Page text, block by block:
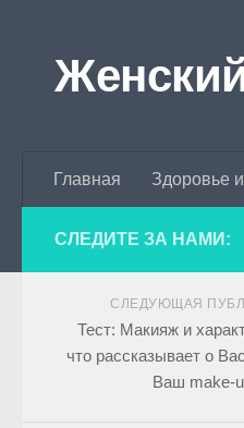
Главная Здоровье
СЛЕДИТЕ ЗА НАМИ:
СЛЕДУЮЩАЯ
Тест: Макияж и
что рассказывает о
Ваш make-